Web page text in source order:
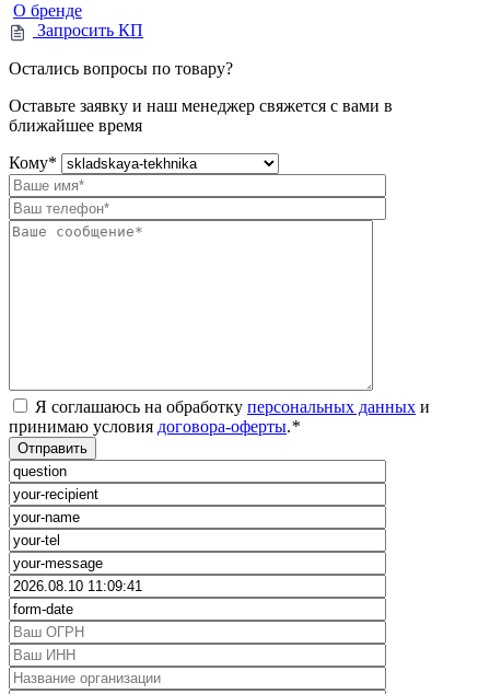
О бренде
Запросить КП
Остались вопросы по товару?
Оставьте заявку и наш менеджер свяжется с вами в
ближайшее время
Кому*
Я соглашаюсь на обработку персональных данных и
принимаю условия договора-оферты.*